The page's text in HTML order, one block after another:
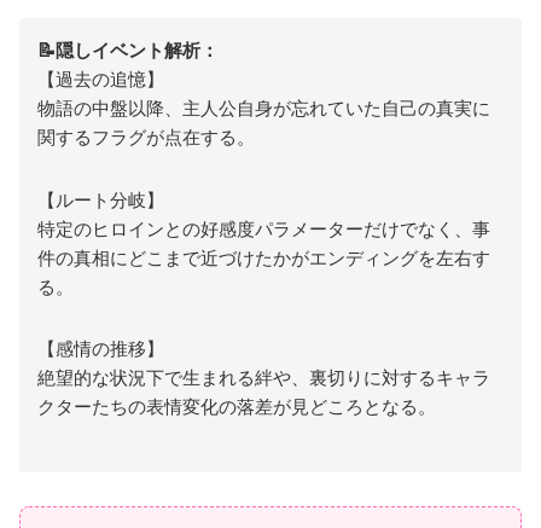
📝隠しイベント解析：
【過去の追憶】
物語の中盤以降、主人公自身が忘れていた自己の真実に
関するフラグが点在する。
【ルート分岐】
特定のヒロインとの好感度パラメーターだけでなく、事
件の真相にどこまで近づけたかがエンディングを左右す
る。
【感情の推移】
絶望的な状況下で生まれる絆や、裏切りに対するキャラ
クターたちの表情変化の落差が見どころとなる。